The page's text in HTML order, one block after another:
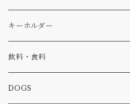
コラボ
食品
焚き火
小物
バイク
カー
キャップ、ニット
バッグ
小物
ワッペン
ステッカー
ピン
キーホルダー
飲料・食料
コーヒー
DOGS